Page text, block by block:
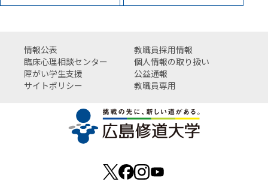
情報公表
教職員採用情報
臨床心理相談センター
個人情報の取り扱い
障がい学生支援
公益通報
サイトポリシー
教職員専用